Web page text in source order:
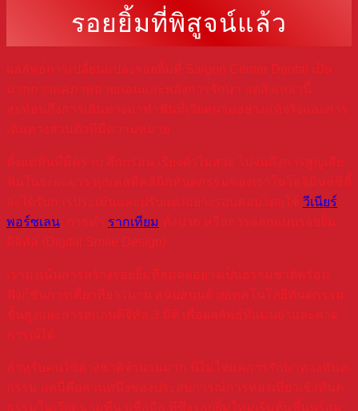
รอยยิ้มที่พิสูจน์แล้ว
ผลลัพธ์การเปลี่ยนแปลงรอยยิ้มที่ Saigon Center Dental เป็น
มากกว่าแค่ภาพถ่ายก่อนและหลังการรักษา แต่สิ่งเหล่านี้
สะท้อนถึงการเดินทางมาทำฟันที่เวียดนามอย่างแท้จริงและการ
เดินทางส่วนตัวที่มีความหมาย
ตั้งแต่ฟันที่มีคราบ สึกกร่อน เรียงตัวไม่สวย ไปจนถึงการสูญเสีย
ฟันในระยะยาว ทุกเคสที่คลินิกทันตกรรมของเราในโฮจิมินห์ซิตี้
จะได้รับการประเมินและปรับแต่งอย่างรอบคอบโดยใช้ วีเนียร์
พอร์ซเลน, การทำ รากเทียม ทั้งปาก หรือการออกแบบรอยยิ้ม
ดิจิทัล (Digital Smile Design)
เรามุ่งเน้นการสร้างรอยยิ้มที่สมดุลอย่างเป็นธรรมชาติพร้อม
ฟังก์ชันการเคี้ยวที่ยาวนาน สนับสนุนด้วยเทคโนโลยีทันตกรรม
ขั้นสูงและการสแกนดิจิทัล 3 มิติ เพื่อผลลัพธ์ที่แม่นยำและคาด
การณ์ได้
สำหรับคนไข้ต่างชาติจำนวนมาก นี่ไม่ใช่แค่การรักษาทางทันต
กรรม แต่นี่คือส่วนหนึ่งของประสบการณ์การท่องเที่ยวเชิงทันต
กรรมในเวียดนามที่น่าเชื่อถือ ที่ซึ่งรอยยิ้มใหม่เริ่มต้นขึ้นพร้อม